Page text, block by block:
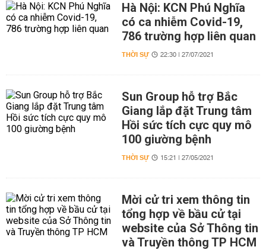
Hà Nội: KCN Phú Nghĩa
có ca nhiễm Covid-19,
786 trường hợp liên quan
THỜI SỰ 22:30 | 27/07/2021
Sun Group hỗ trợ Bắc
Giang lắp đặt Trung tâm
Hồi sức tích cực quy mô
100 giường bệnh
THỜI SỰ 15:21 | 27/05/2021
Mời cử tri xem thông tin
tổng hợp về bầu cử tại
website của Sở Thông tin
và Truyền thông TP HCM